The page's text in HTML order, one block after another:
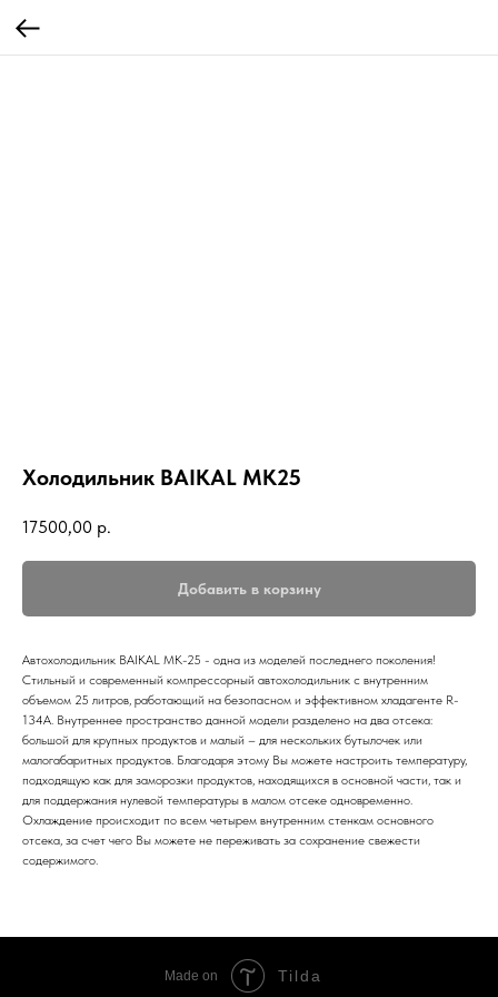
Холодильник BAIKAL MK25
17500,00 р.
Добавить в корзину
Автохолодильник BAIKAL MK-25 - одна из моделей последнего поколения!
Стильный и современный компрессорный автохолодильник с внутренним
объемом 25 литров, работающий на безопасном и эффективном хладагенте R-
134A. Внутреннее пространство данной модели разделено на два отсека:
большой для крупных продуктов и малый – для нескольких бутылочек или
малогабаритных продуктов. Благодаря этому Вы можете настроить температуру,
подходящую как для заморозки продуктов, находящихся в основной части, так и
для поддержания нулевой температуры в малом отсеке одновременно.
Охлаждение происходит по всем четырем внутренним стенкам основного
отсека, за счет чего Вы можете не переживать за сохранение свежести
содержимого.
Made on Tilda